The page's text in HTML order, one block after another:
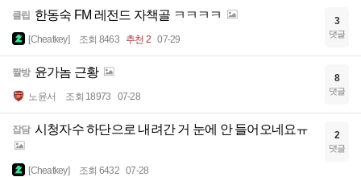
클립 한동숙 FM 레전드 자책골 ㅋㅋㅋㅋ
[Cheatkey] 조회 8463 추천 2 07-29
3
댓글
짤방 윤가놈 근황
노윤서 조회 18973 07-28
8
댓글
잡담 시청자수 하단으로 내려간 거 눈에 안 들어오네요ㅠ
[Cheatkey] 조회 6432 07-28
2
댓글